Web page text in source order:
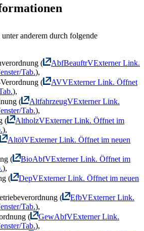
anderem durch folgende
( AbfBeauftrVExterner Link.
Tab.),
(
AVVExterner Link. Öffnet
),
(
AltfahrzeugVExterner Link.
Tab.),
(
AltholzVExterner Link. Öffnet im
),
AltölVExterner Link. Öffnet im neuen
(
BioAbfVExterner Link. Öffnet im
),
(
DepVExterner Link. Öffnet im neuen
(
EfbVExterner Link.
Tab.),
(
GewAbfVExterner Link.
Tab.),